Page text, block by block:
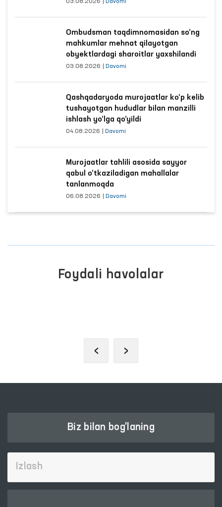
03.08.2026 Davomi
Ombudsman taqdimnomasidan so‘ng
mahkumlar mehnat qilayotgan
obyektlardagi sharoitlar yaxshilandi
03.08.2026 Davomi
Qashqadaryoda murojaatlar ko‘p kelib
tushayotgan hududlar bilan manzilli
ishlash yo‘lga qo‘yildi
04.08.2026 Davomi
Murojaatlar tahlili asosida sayyor
qabul o‘tkaziladigan mahallalar
tanlanmoqda
06.08.2026 Davomi
Foydali havolalar
‹ ›
Biz bilan bog'laning